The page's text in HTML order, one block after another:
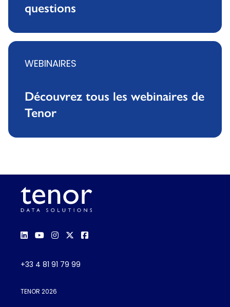
questions
WEBINAIRES
Découvrez tous les webinaires de
Tenor
+33 4 81 91 79 99
TENOR 2026